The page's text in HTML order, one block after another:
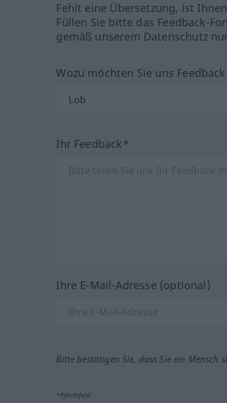
Fehlt eine Übersetzung, ist
Füllen Sie bitte das Feedback-
gemäß unserem Datenschutz
Wozu möchten Sie uns
Ihr Feedback*
Ihre E-Mail-Adresse (optional)
Bitte bestätigen Sie, dass Sie ein Mensch
*Pflichtfeld